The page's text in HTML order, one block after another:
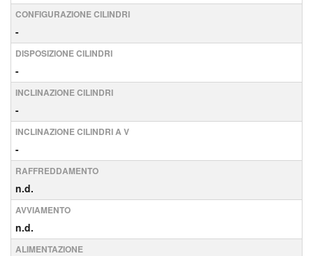
CONFIGURAZIONE CILINDRI
-
DISPOSIZIONE CILINDRI
-
INCLINAZIONE CILINDRI
-
INCLINAZIONE CILINDRI A V
-
RAFFREDDAMENTO
n.d.
AVVIAMENTO
n.d.
ALIMENTAZIONE